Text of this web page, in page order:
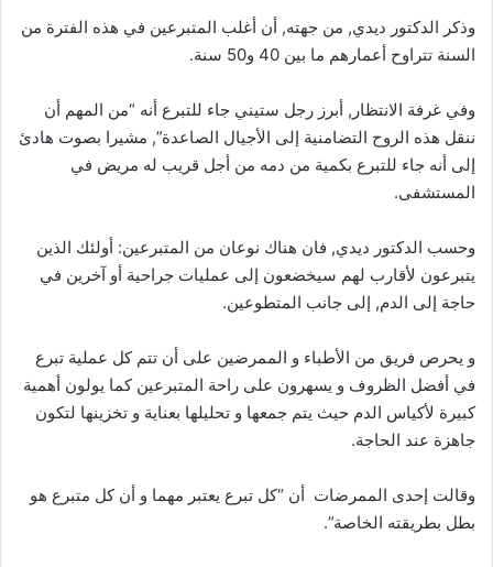
وذكر الدكتور ديدي, من جهته, أن أغلب المتبرعين في هذه الفترة من
السنة تتراوح أعمارهم ما بين 40 و50 سنة.
وفي غرفة الانتظار, أبرز رجل ستيني جاء للتبرع أنه “من المهم أن
ننقل هذه الروح التضامنية إلى الأجيال الصاعدة”, مشيرا بصوت هادئ
إلى أنه جاء للتبرع بكمية من دمه من أجل قريب له مريض في
المستشفى.
وحسب الدكتور ديدي, فان هناك نوعان من المتبرعين: أولئك الذين
يتبرعون لأقارب لهم سيخضعون إلى عمليات جراحية أو آخرين في
حاجة إلى الدم, إلى جانب المتطوعين.
و يحرص فريق من الأطباء و الممرضين على أن تتم كل عملية تبرع
في أفضل الظروف و يسهرون على راحة المتبرعين كما يولون أهمية
كبيرة لأكياس الدم حيث يتم جمعها و تحليلها بعناية و تخزينها لتكون
جاهزة عند الحاجة.
وقالت إحدى الممرضات أن “كل تبرع يعتبر مهما و أن كل متبرع هو
بطل بطريقته الخاصة”.